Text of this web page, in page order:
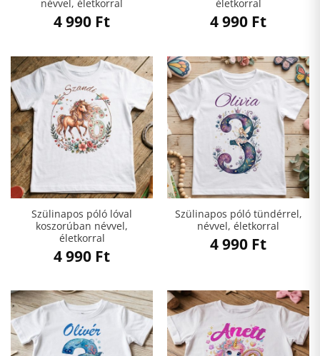
névvel, életkorral
4 990 Ft
életkorral
4 990 Ft
Szülinapos póló lóval
koszorúban névvel,
életkorral
4 990 Ft
Szülinapos póló tündérrel,
névvel, életkorral
4 990 Ft